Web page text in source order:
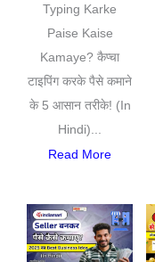
Typing Karke
Paise Kaise
Kamaye? कैप्चा
टाइपिंग करके पैसे कमाने
के 5 आसान तरीके! (In
Hindi)...
Read More